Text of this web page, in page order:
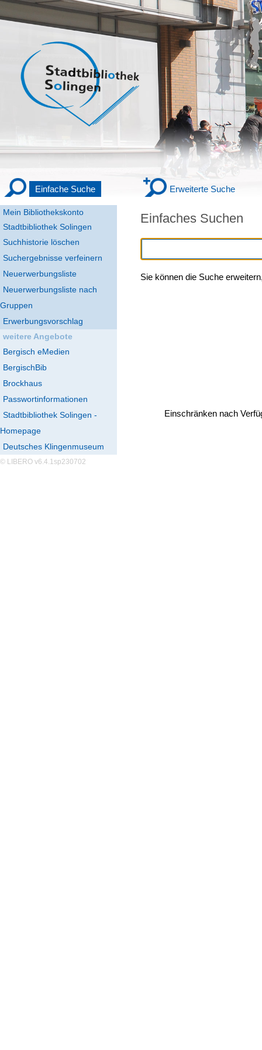
Mein Bibliothekskonto
Stadtbibliothek Solingen
Einfache Suche Erweiterte Suche
Suchhistorie löschen
Suchergebnisse verfeinern
Neuerwerbungsliste
Neuerwerbungsliste nach
Gruppen
Erwerbungsvorschlag
weitere Angebote
Bergisch eMedien
BergischBib
Brockhaus
Passwortinformationen
Stadtbibliothek Solingen -
Homepage
Deutsches Klingenmuseum
© LIBERO v6.4.1sp230702
Einfaches Suchen
Sie können die Suche
Einschränken nach